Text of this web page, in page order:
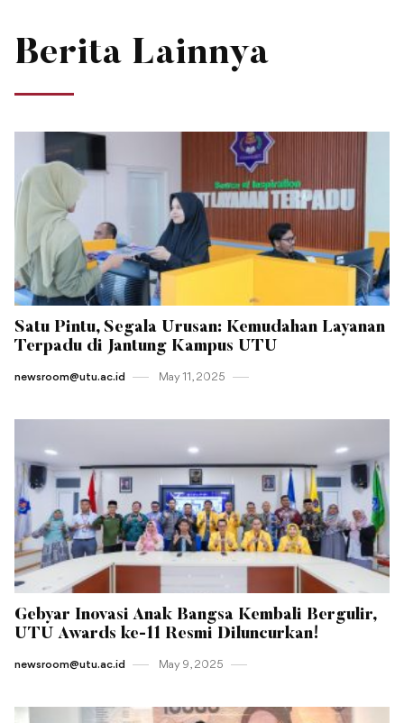
Berita Lainnya
Satu Pintu, Segala Urusan: Kemudahan Layanan
Terpadu di Jantung Kampus UTU
newsroom@utu.ac.id May 11 , 2025
Gebyar Inovasi Anak Bangsa Kembali Bergulir,
UTU Awards ke-11 Resmi Diluncurkan!
newsroom@utu.ac.id May 9 , 2025